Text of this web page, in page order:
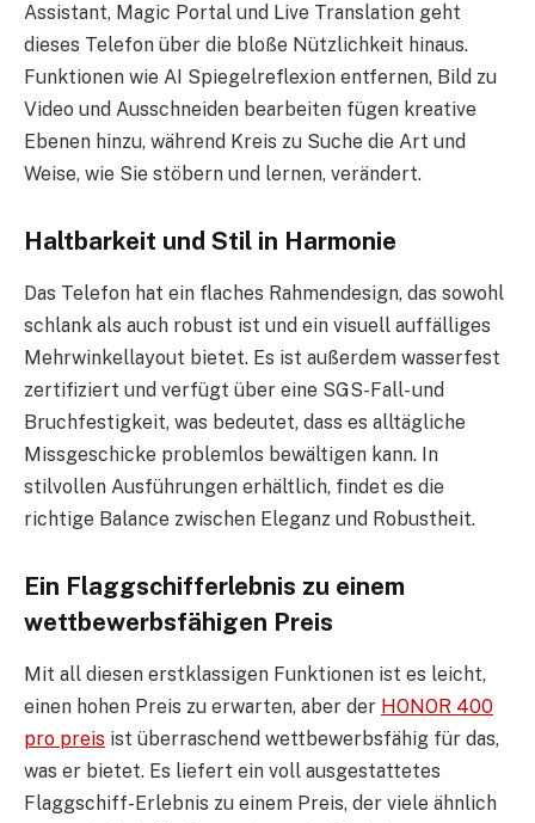
Assistant, Magic Portal und Live Translation geht
dieses Telefon über die bloße Nützlichkeit hinaus.
Funktionen wie AI Spiegelreflexion entfernen, Bild zu
Video und Ausschneiden bearbeiten fügen kreative
Ebenen hinzu, während Kreis zu Suche die Art und
Weise, wie Sie stöbern und lernen, verändert.
Haltbarkeit und Stil in Harmonie
Das Telefon hat ein flaches Rahmendesign, das sowohl
schlank als auch robust ist und ein visuell auffälliges
Mehrwinkellayout bietet. Es ist außerdem wasserfest
zertifiziert und verfügt über eine SGS-Fall- und
Bruchfestigkeit, was bedeutet, dass es alltägliche
Missgeschicke problemlos bewältigen kann. In
stilvollen Ausführungen erhältlich, findet es die
richtige Balance zwischen Eleganz und Robustheit.
Ein Flaggschifferlebnis zu einem
wettbewerbsfähigen Preis
Mit all diesen erstklassigen Funktionen ist es leicht,
einen hohen Preis zu erwarten, aber der HONOR 400
pro preis ist überraschend wettbewerbsfähig für das,
was er bietet. Es liefert ein voll ausgestattetes
Flaggschiff-Erlebnis zu einem Preis, der viele ähnlich